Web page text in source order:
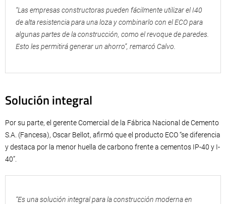
“Las empresas constructoras pueden fácilmente utilizar el I40
de alta resistencia para una loza y combinarlo con el ECO para
algunas partes de la construcción, como el revoque de paredes.
Esto les permitirá generar un ahorro”, remarcó Calvo.
Solución integral
Por su parte, el gerente Comercial de la Fábrica Nacional de Cemento
S.A. (Fancesa), Oscar Bellot, afirmó que el producto ECO “se diferencia
y destaca por la menor huella de carbono frente a cementos IP-40 y I-
40”.
“Es una solución integral para la construcción moderna en